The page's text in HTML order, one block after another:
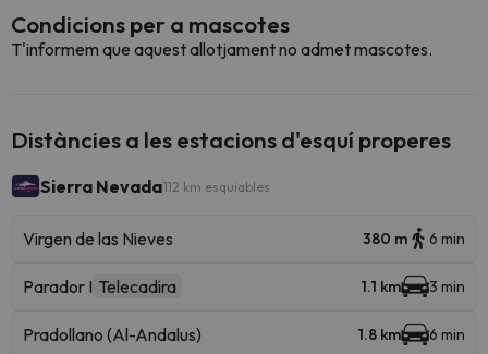
Condicions per a mascotes
T'informem que aquest allotjament no admet mascotes.
Distàncies a les estacions d'esquí properes
Sierra Nevada112 km esquiables
Virgen de las Nieves 380 m 6 min
Parador I Telecadira 1.1 km 3 min
Pradollano (Al-Andalus) 1.8 km 6 min